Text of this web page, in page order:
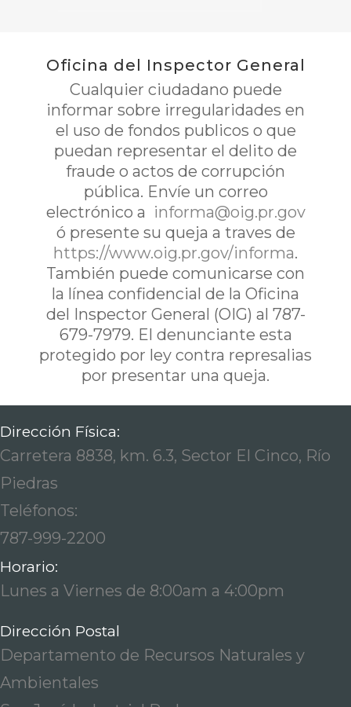
Oficina del Inspector General
Cualquier ciudadano puede
informar sobre irregularidades en
el uso de fondos publicos o que
puedan representar el delito de
fraude o actos de corrupción
pública. Envíe un correo
electrónico a informa@oig.pr.gov
ó presente su queja a traves de
https://www.oig.pr.gov/informa.
También puede comunicarse con
la línea confidencial de la Oficina
del Inspector General (OIG) al 787-
679-7979. El denunciante esta
protegido por ley contra represalias
por presentar una queja.
Dirección Física:
Carretera 8838, km. 6.3, Sector El Cinco, Río
Piedras
Teléfonos:
787-999-2200
Horario:
Lunes a Viernes de 8:00am a 4:00pm
Dirección Postal
Departamento de Recursos Naturales y
Ambientales